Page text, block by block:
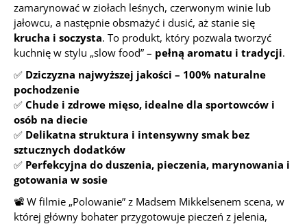
zamarynować w ziołach leśnych, czerwonym winie lub
jałowcu, a następnie obsmażyć i dusić, aż stanie się
krucha i soczysta. To produkt, który pozwala tworzyć
kuchnię w stylu „slow food” – pełną aromatu i tradycji.
✅ Dziczyzna najwyższej jakości – 100% naturalne
pochodzenie
✅ Chude i zdrowe mięso, idealne dla sportowców i
osób na diecie
✅ Delikatna struktura i intensywny smak bez
sztucznych dodatków
✅ Perfekcyjna do duszenia, pieczenia, marynowania i
gotowania w sosie
📽️ W filmie „Polowanie” z Madsem Mikkelsenem scena, w
której główny bohater przygotowuje pieczeń z jelenia,